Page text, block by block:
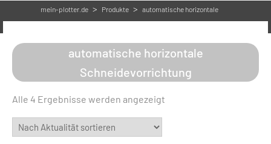
mein-plotter.de > Produkte > automatische horizontale
automatische horizontale
Schneidevorrichtung
Alle 4 Ergebnisse werden angezeigt